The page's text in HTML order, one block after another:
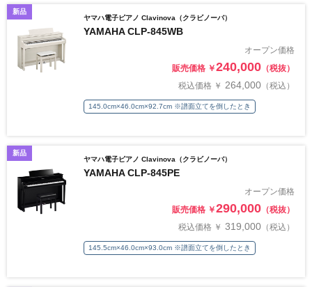
新品
ヤマハ電子ピアノ Clavinova（クラビノーバ）
YAMAHA CLP-845WB
オープン価格
販売価格 ￥240,000 （税抜）
税込価格 ￥ 264,000 （税込）
145.0cm×46.0cm×92.7cm ※譜面立てを倒したとき
新品
ヤマハ電子ピアノ Clavinova（クラビノーバ）
YAMAHA CLP-845PE
オープン価格
販売価格 ￥290,000 （税抜）
税込価格 ￥ 319,000 （税込）
145.5cm×46.0cm×93.0cm ※譜面立てを倒したとき